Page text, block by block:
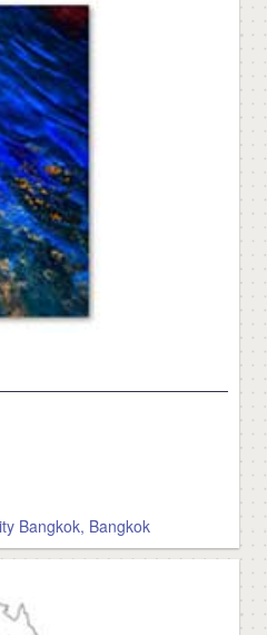
Bangkok, Bangkok